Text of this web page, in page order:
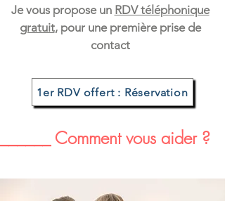
Je vous propose un RDV téléphonique
gratuit, pour une première prise de
contact
1er RDV offert : Réservation
______ Comment vous aider ?